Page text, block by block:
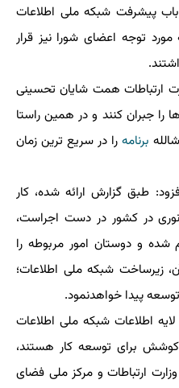
پیشرفت شبکه ملی اطلاعات
توجه اعضای شورا نیز قرار
ارتباطات همت شایان تحسینی
جبران کنند و در همین راستا
برنامهرا در سریع ترین زمان
طبق گزارش ارائه شده، کار
در کشور در دست اجراست،
شده و دوستان امور مربوطه را
زیرساخت شبکه ملی اطلاعات؛
پیدا خواهدنمود.
لایه اطلاعات شبکه ملی اطلاعات
کوشش برای توسعه کار هستند،
ارتباطات و مرکز ملی فضای